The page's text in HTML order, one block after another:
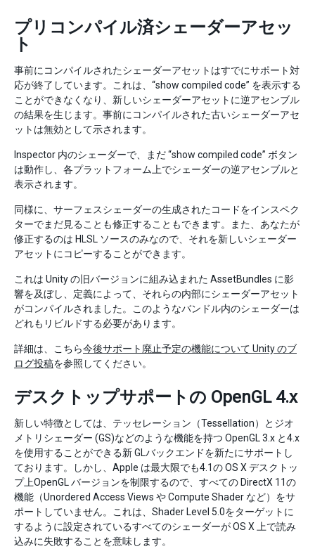
プリコンパイル済シェーダーアセッ
ト
事前にコンパイルされたシェーダーアセットはすでにサポート対
応が終了しています。これは、“show compiled code” を表示する
ことができなくなり、新しいシェーダーアセットに逆アセンブル
の結果を生じます。事前にコンパイルされた古いシェーダーアセ
ットは無効として示されます。
Inspector 内のシェーダーで、まだ “show compiled code” ボタン
は動作し、各プラットフォーム上でシェーダーの逆アセンブルと
表示されます。
同様に、サーフェスシェーダーの生成されたコードをインスペク
ターでまだ見ることも修正することもできます。また、あなたが
修正するのは HLSL ソースのみなので、それを新しいシェーダー
アセットにコピーすることができます。
これは Unity の旧バージョンに組み込まれた AssetBundles に影
響を及ぼし、定義によって、それらの内部にシェーダーアセット
がコンパイルされました。このようなバンドル内のシェーダーは
どれもリビルドする必要があります。
詳細は、こちら今後サポート廃止予定の機能について Unity のブ
ログ投稿を参照してください。
デスクトップサポートの OpenGL 4.x
新しい特徴としては、テッセレーション（Tessellation）とジオ
メトリシェーダー (GS)などのような機能を持つ OpenGL 3.x と4.x
を使用することができる新 GLバックエンドを新たにサポートし
ております。しかし、Apple は最大限でも4.1の OS X デスクトッ
プ上OpenGL バージョンを制限するので、すべての DirectX 11の
機能（Unordered Access Views や Compute Shader など）をサ
ポートしていません。これは、Shader Level 5.0をターゲットに
するように設定されているすべてのシェーダーが OS X 上で読み
込みに失敗することを意味します。